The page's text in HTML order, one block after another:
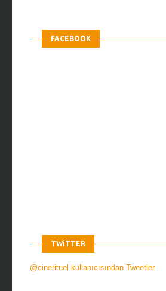
FACEBOOK
TWITTER
@cinerituel kullanıcısından Tweetler